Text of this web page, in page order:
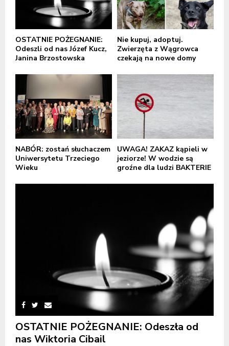
OSTATNIE POŻEGNANIE:
Odeszli od nas Józef Kucz,
Janina Brzostowska
Nie kupuj, adoptuj.
Zwierzęta z Wągrowca
czekają na nowe domy
NABÓR: zostań słuchaczem
Uniwersytetu Trzeciego
Wieku
UWAGA! ZAKAZ kąpieli w
jeziorze! W wodzie są
groźne dla ludzi BAKTERIE
OSTATNIE POŻEGNANIE: Odeszła od
nas Wiktoria Cibail